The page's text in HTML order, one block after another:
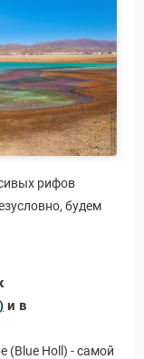
рифов
будем
и в
(Blue Holl) - самой